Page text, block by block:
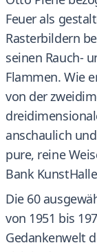
Feuer als
Rasterbildern
seinen Rauch-
Flammen. Wie
von der
anschaulich
pure, reine
Bank
Die 60
von 1951 bis
Gedankenwelt